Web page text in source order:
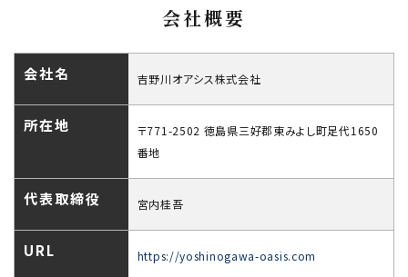
会社概要
会社名 吉野川オアシス株式会社
所在地
〒771-2502 徳島県三好郡東みよし町足代1650
番地
代表取締役 宮内桂吾
URL https://yoshinogawa-oasis.com